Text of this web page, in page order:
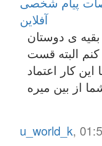
آفلاين
ی دوستان
البته قست
کار اعتماد
از بین میره
u_world_k,